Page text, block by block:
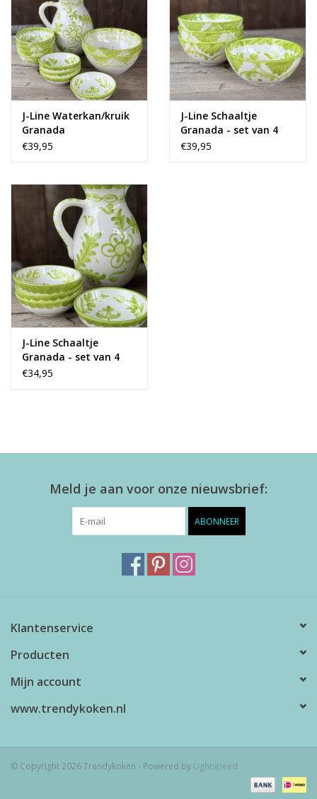
J-Line Waterkan/kruik
Granada
€39,95
J-Line Schaaltje
Granada - set van 4
€39,95
J-Line Schaaltje
Granada - set van 4
€34,95
Meld je aan voor onze nieuwsbrief:
ABONNEER
Klantenservice
Producten
Mijn account
www.trendykoken.nl
© Copyright 2026 Trendykoken - Powered by Lightspeed